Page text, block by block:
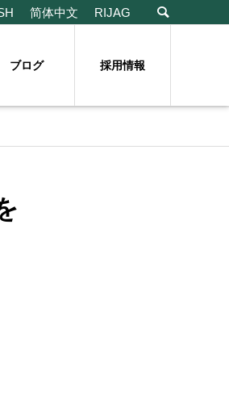
简体中文 RIJAG
ブログ 採用情報